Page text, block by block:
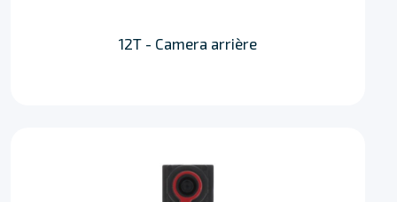
12T - Camera arrière